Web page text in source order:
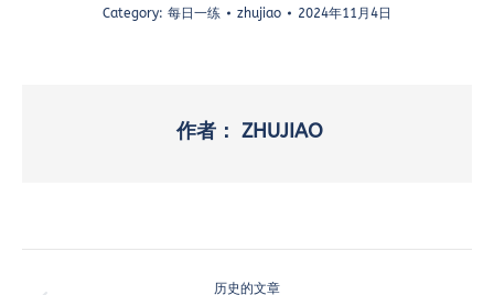
Category: 每日一练 zhujiao 2024年11月4日
作者： ZHUJIAO
历史的文章